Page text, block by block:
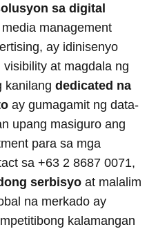
sa digital
management
ay idinisenyo
at magdala ng
kanilang dedicated na
ay gumagamit ng data-
upang masiguro ang
para sa mga
sa +63 2 8687 0071,
serbisyo at malalim
na merkado ay
kalamangan